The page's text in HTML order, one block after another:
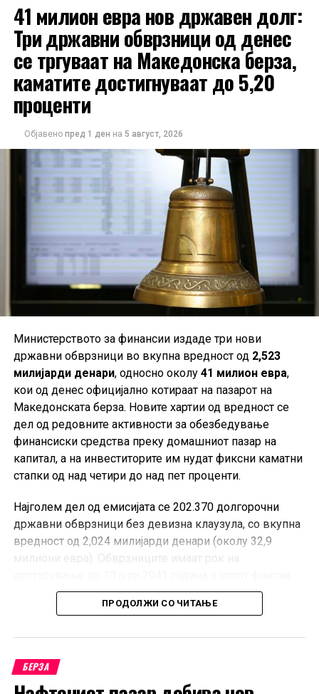
41 милион евра нов државен долг:
Три државни обврзници од денес
се тргуваат на Македонска берза,
каматите достигнуваат до 5,20
проценти
Објавено пред 1 ден на 5 август, 2026
Министерството за финансии издаде три нови
државни обврзници во вкупна вредност од 2,523
милијарди денари, односно околу 41 милион евра,
кои од денес официјално котираат на пазарот на
Македонската берза. Новите хартии од вредност се
дел од редовните активности за обезбедување
финансиски средства преку домашниот пазар на
капитал, а на инвеститорите им нудат фиксни каматни
стапки од над четири до над пет проценти.
Најголем дел од емисијата се 202.370 долгорочни
државни обврзници без девизна клаузула, со вкупна
вредност од 2,024 милијарди денари (околу 32,9
милиони евра). Обврзниците имаат рок на
годишна каматна стапка од 5,20 проценти.
тргување и со 37.676 државни обврзници со девизна
клаузула, во вкупна вредност од 376,8 милиони
денари (околу 6,1 милион евра). И овие обврзници
ПРОДОЛЖИ СО ЧИТАЊЕ
БЕРЗА